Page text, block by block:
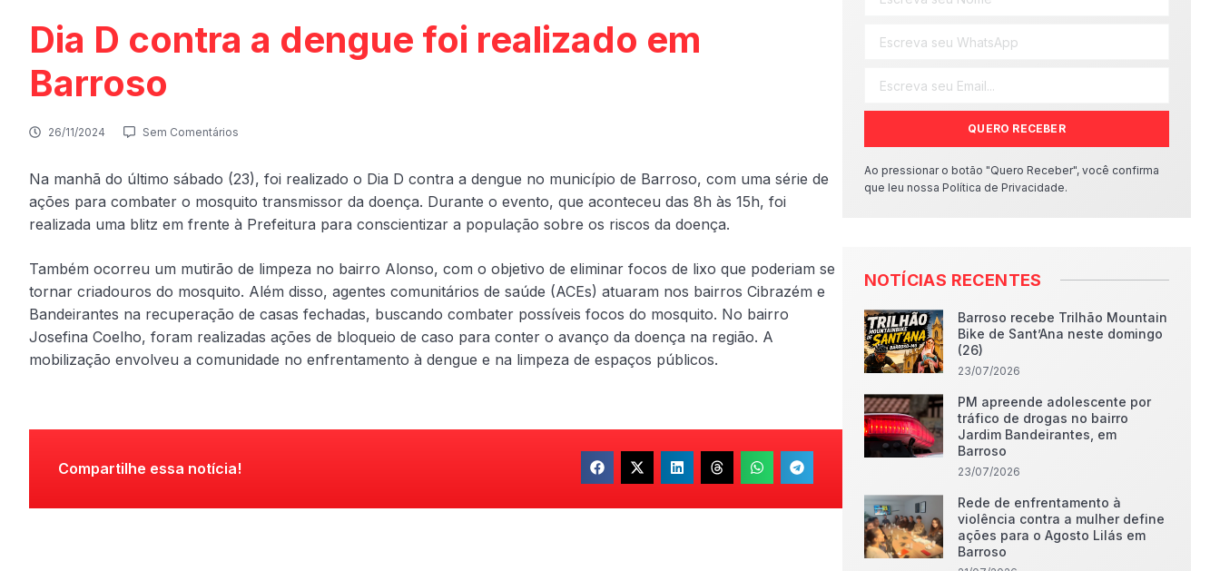
Dia D contra a dengue foi realizado em
Barroso
26/11/2024 Sem Comentários
Na manhã do último sábado (23), foi realizado o Dia D contra a dengue no município de Barroso, com uma série de
ações para combater o mosquito transmissor da doença. Durante o evento, que aconteceu das 8h às 15h, foi
realizada uma blitz em frente à Prefeitura para conscientizar a população sobre os riscos da doença.
Também ocorreu um mutirão de limpeza no bairro Alonso, com o objetivo de eliminar focos de lixo que poderiam se
tornar criadouros do mosquito. Além disso, agentes comunitários de saúde (ACEs) atuaram nos bairros Cibrazém e
Bandeirantes na recuperação de casas fechadas, buscando combater possíveis focos do mosquito. No bairro
Josefina Coelho, foram realizadas ações de bloqueio de caso para conter o avanço da doença na região. A
mobilização envolveu a comunidade no enfrentamento à dengue e na limpeza de espaços públicos.
Compartilhe essa notícia!
QUERO RECEBER
Ao pressionar o botão "Quero Receber", você confirma
que leu nossa Política de Privacidade.
NOTÍCIAS RECENTES
Barroso recebe Trilhão Mountain
Bike de Sant’Ana neste domingo
(26)
23/07/2026
PM apreende adolescente por
tráfico de drogas no bairro
Jardim Bandeirantes, em
Barroso
23/07/2026
Rede de enfrentamento à
violência contra a mulher define
ações para o Agosto Lilás em
Barroso